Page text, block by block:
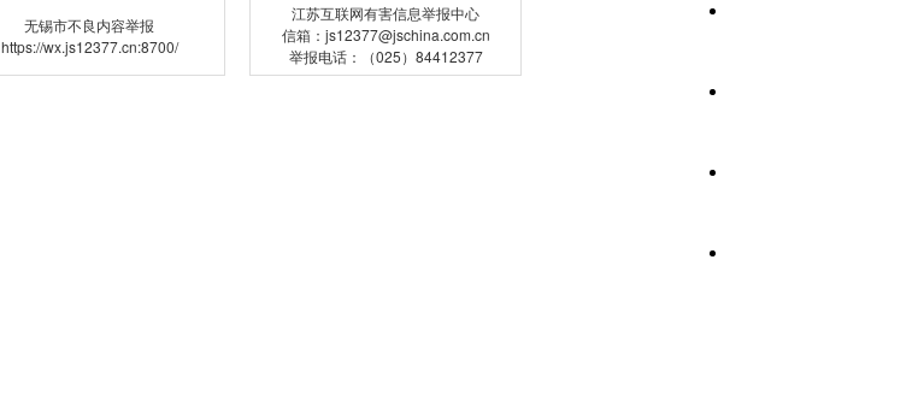
无锡市不良内容举报
https://wx.js12377.cn:8700/
江苏互联网有害信息举报中心
信箱：js12377@jschina.com.cn
举报电话：（025）84412377